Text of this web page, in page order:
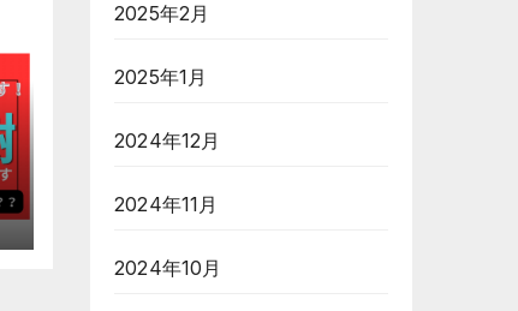
2025年2月
2025年1月
2024年12月
2024年11月
2024年10月